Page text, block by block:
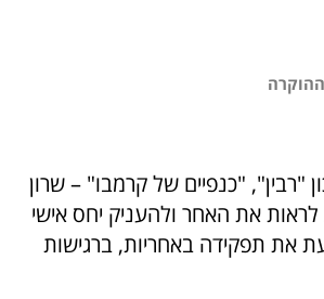
"רבין", "כנפיים של קרמבו" – שרון
לראות את האחר ולהעניק יחס אישי
את תפקידה באחריות, ברגישות